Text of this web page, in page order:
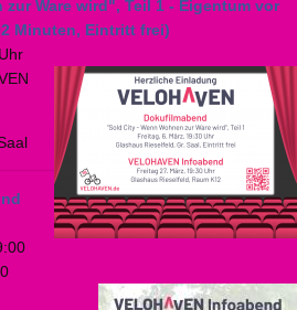
Ware wird", Teil 1 - Eigentum vor
Minuten, Eintritt frei)